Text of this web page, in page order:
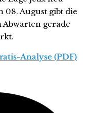
08. August gibt die
gerade
Analyse (PDF)